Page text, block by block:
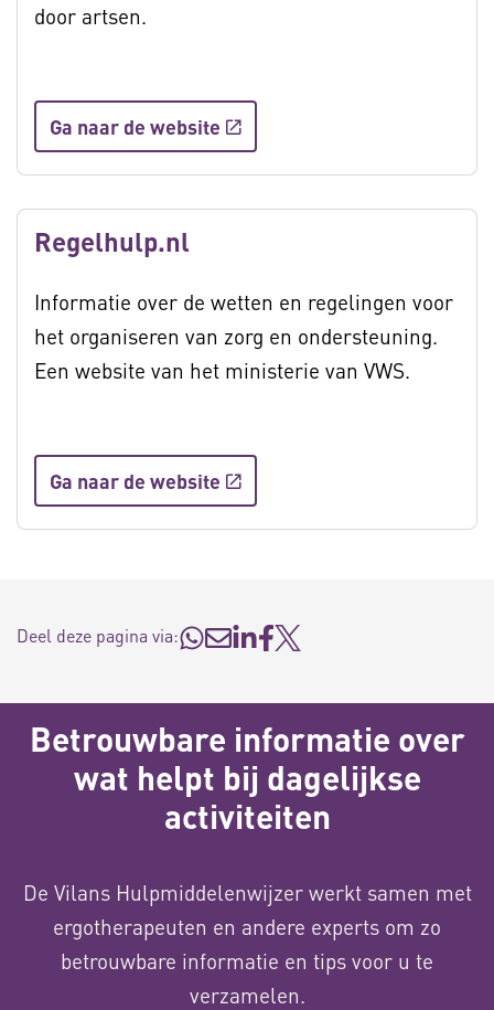
door artsen.
Ga naar de website
Regelhulp.nl
Informatie over de wetten en regelingen voor
het organiseren van zorg en ondersteuning.
Een website van het ministerie van VWS.
Ga naar de website
Deel deze pagina via:
Betrouwbare informatie over
wat helpt bij dagelijkse
activiteiten
De Vilans Hulpmiddelenwijzer werkt samen met
ergotherapeuten en andere experts om zo
betrouwbare informatie en tips voor u te
verzamelen.